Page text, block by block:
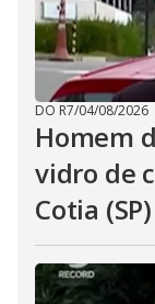
DO R7/04/08/2026
Homem
vidro de
Cotia